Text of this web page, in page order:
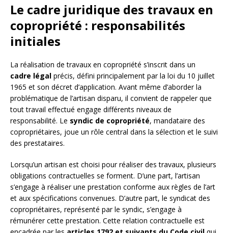
Le cadre juridique des travaux en
copropriété : responsabilités
initiales
La réalisation de travaux en copropriété s’inscrit dans un
cadre légal précis, défini principalement par la loi du 10 juillet
1965 et son décret d’application. Avant même d’aborder la
problématique de l’artisan disparu, il convient de rappeler que
tout travail effectué engage différents niveaux de
responsabilité. Le syndic de copropriété, mandataire des
copropriétaires, joue un rôle central dans la sélection et le suivi
des prestataires.
Lorsqu’un artisan est choisi pour réaliser des travaux, plusieurs
obligations contractuelles se forment. D’une part, l’artisan
s’engage à réaliser une prestation conforme aux règles de l’art
et aux spécifications convenues. D’autre part, le syndicat des
copropriétaires, représenté par le syndic, s’engage à
rémunérer cette prestation. Cette relation contractuelle est